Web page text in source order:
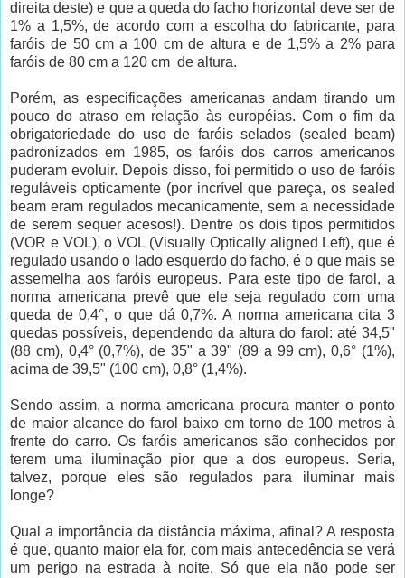
direita deste) e que a queda do facho horizontal deve ser de
1% a 1,5%, de acordo com a escolha do fabricante, para
faróis de 50 cm a 100 cm de altura e de 1,5% a 2% para
faróis de 80 cm a 120 cm de altura.
Porém, as especificações americanas andam tirando um
pouco do atraso em relação às européias. Com o fim da
obrigatoriedade do uso de faróis selados (sealed beam)
padronizados em 1985, os faróis dos carros americanos
puderam evoluir. Depois disso, foi permitido o uso de faróis
reguláveis opticamente (por incrível que pareça, os sealed
beam eram regulados mecanicamente, sem a necessidade
de serem sequer acesos!). Dentre os dois tipos permitidos
(VOR e VOL), o VOL (Visually Optically aligned Left), que é
regulado usando o lado esquerdo do facho, é o que mais se
assemelha aos faróis europeus. Para este tipo de farol, a
norma americana prevê que ele seja regulado com uma
queda de 0,4°, o que dá 0,7%. A norma americana cita 3
quedas possíveis, dependendo da altura do farol: até 34,5"
(88 cm), 0,4° (0,7%), de 35" a 39" (89 a 99 cm), 0,6° (1%),
acima de 39,5" (100 cm), 0,8° (1,4%).
Sendo assim, a norma americana procura manter o ponto
de maior alcance do farol baixo em torno de 100 metros à
frente do carro. Os faróis americanos são conhecidos por
terem uma iluminação pior que a dos europeus. Seria,
talvez, porque eles são regulados para iluminar mais
longe?
Qual a importância da distância máxima, afinal? A resposta
é que, quanto maior ela for, com mais antecedência se verá
um perigo na estrada à noite. Só que ela não pode ser